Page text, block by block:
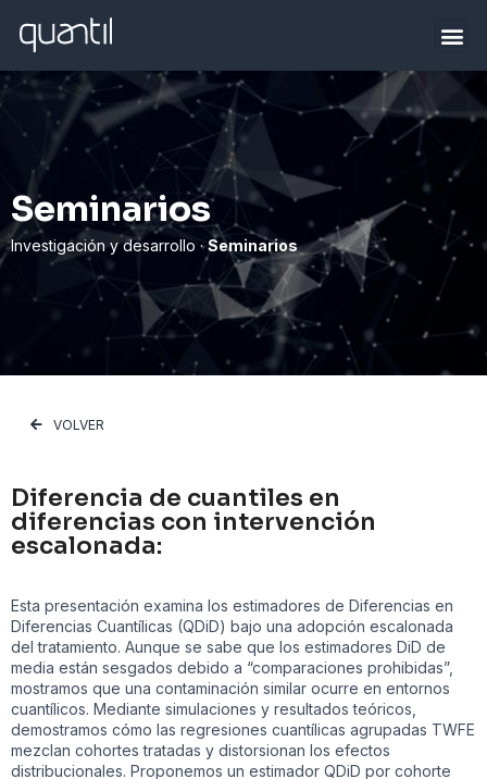
Seminarios
Investigación y desarrollo ·Seminarios
VOLVER
Diferencia de cuantiles en
diferencias con intervención
escalonada:
Esta presentación examina los estimadores de Diferencias en
Diferencias Cuantílicas (QDiD) bajo una adopción escalonada
del tratamiento. Aunque se sabe que los estimadores DiD de
media están sesgados debido a “comparaciones prohibidas”,
mostramos que una contaminación similar ocurre en entornos
cuantílicos. Mediante simulaciones y resultados teóricos,
demostramos cómo las regresiones cuantílicas agrupadas TWFE
mezclan cohortes tratadas y distorsionan los efectos
distribucionales. Proponemos un estimador QDiD por cohorte